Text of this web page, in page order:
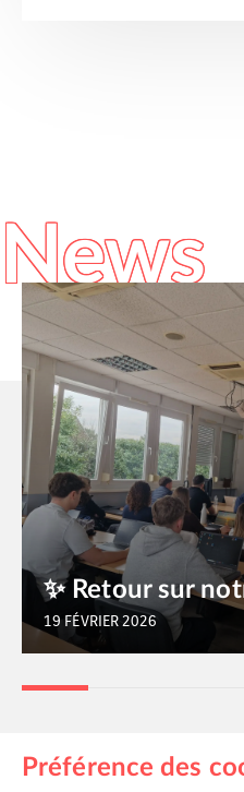
News
23 JANVIER 2026
Préférence des